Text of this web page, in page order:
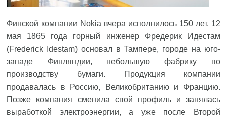
Финской компании Nokia вчера исполнилось 150 лет. 12
мая 1865 года горный инженер Фредерик Идестам
(Frederick Idestam) основал в Тампере, городе на юго-
западе Финляндии, небольшую фабрику по
производству бумаги. Продукция компании
продавалась в Россию, Великобританию и Францию.
Позже компания сменила свой профиль и занялась
выработкой электроэнергии, а уже после Второй